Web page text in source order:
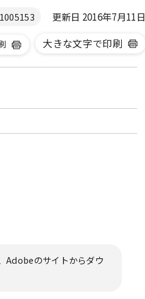
1005153 更新日 2016年7月11日
大きな文字で印刷
Adobeのサイトからダウ